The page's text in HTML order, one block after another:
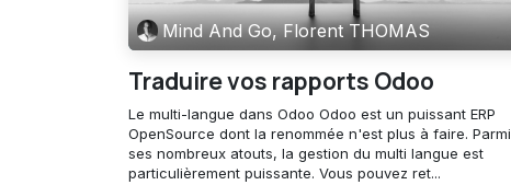
Mind And Go, Florent THOMAS
Traduire vos rapports Odoo
Le multi-langue dans Odoo Odoo est un puissant ERP
OpenSource dont la renommée n'est plus à faire. Parmi
ses nombreux atouts, la gestion du multi langue est
particulièrement puissante. Vous pouvez ret...